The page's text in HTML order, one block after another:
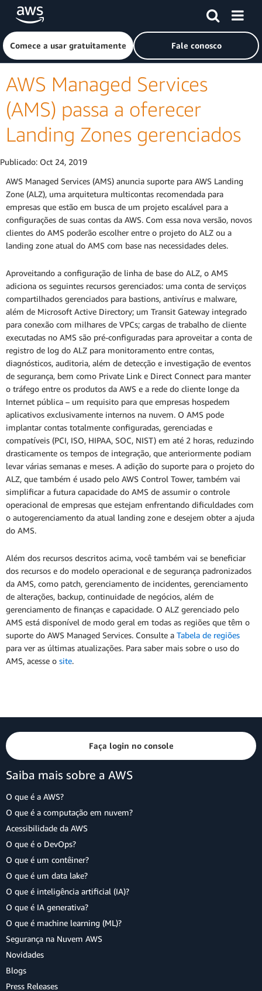
Pular para o conteúdo principal
Clique aqui para voltar à página inicial da Amazon Web
Comece a usar gratuitamente Fale conosco
AWS Managed Services
(AMS) passa a oferecer
Landing Zones gerenciados
Publicado: Oct 24, 2019
AWS Managed Services (AMS) anuncia suporte para AWS Landing
Zone (ALZ), uma arquitetura multicontas recomendada para
empresas que estão em busca de um projeto escalável para a
configurações de suas contas da AWS. Com essa nova versão, novos
clientes do AMS poderão escolher entre o projeto do ALZ ou a
landing zone atual do AMS com base nas necessidades deles.
Aproveitando a configuração de linha de base do ALZ, o AMS
adiciona os seguintes recursos gerenciados: uma conta de serviços
compartilhados gerenciados para bastions, antivírus e malware,
além de Microsoft Active Directory; um Transit Gateway integrado
para conexão com milhares de VPCs; cargas de trabalho de cliente
executadas no AMS são pré-configuradas para aproveitar a conta de
registro de log do ALZ para monitoramento entre contas,
diagnósticos, auditoria, além de detecção e investigação de eventos
de segurança, bem como Private Link e Direct Connect para manter
o tráfego entre os produtos da AWS e a rede do cliente longe da
Internet pública – um requisito para que empresas hospedem
aplicativos exclusivamente internos na nuvem. O AMS pode
implantar contas totalmente configuradas, gerenciadas e
compatíveis (PCI, ISO, HIPAA, SOC, NIST) em até 2 horas, reduzindo
drasticamente os tempos de integração, que anteriormente podiam
levar várias semanas e meses. A adição do suporte para o projeto do
ALZ, que também é usado pelo AWS Control Tower, também vai
simplificar a futura capacidade do AMS de assumir o controle
operacional de empresas que estejam enfrentando dificuldades com
o autogerenciamento da atual landing zone e desejem obter a ajuda
do AMS.
Além dos recursos descritos acima, você também vai se beneficiar
dos recursos e do modelo operacional e de segurança padronizados
da AMS, como patch, gerenciamento de incidentes, gerenciamento
de alterações, backup, continuidade de negócios, além de
gerenciamento de finanças e capacidade. O ALZ gerenciado pelo
AMS está disponível de modo geral em todas as regiões que têm o
suporte do AWS Managed Services. Consulte a Tabela de regiões
para ver as últimas atualizações. Para saber mais sobre o uso do
AMS, acesse o site.
Faça login no console
Saiba mais sobre a AWS
O que é a AWS?
O que é a computação em nuvem?
Acessibilidade da AWS
O que é o DevOps?
O que é um contêiner?
O que é um data lake?
O que é inteligência artificial (IA)?
O que é IA generativa?
O que é machine learning (ML)?
Segurança na Nuvem AWS
Novidades
Blogs
Press Releases